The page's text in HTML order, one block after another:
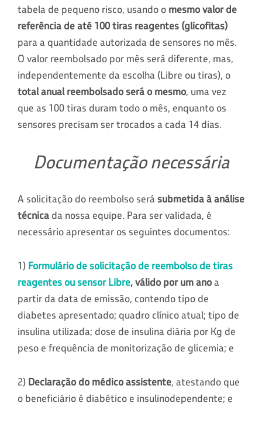
tabela de pequeno risco, usando o mesmo valor de
referência de até 100 tiras reagentes (glicofitas)
para a quantidade autorizada de sensores no mês.
O valor reembolsado por mês será diferente, mas,
independentemente da escolha (Libre ou tiras), o
total anual reembolsado será o mesmo, uma vez
que as 100 tiras duram todo o mês, enquanto os
sensores precisam ser trocados a cada 14 dias.
Documentação necessária
A solicitação do reembolso será submetida à análise
técnica da nossa equipe. Para ser validada, é
necessário apresentar os seguintes documentos:
1) Formulário de solicitação de reembolso de tiras
reagentes ou sensor Libre, válido por um anoa
partir da data de emissão, contendo tipo de
diabetes apresentado; quadro clínico atual; tipo de
insulina utilizada; dose de insulina diária por Kg de
peso e frequência de monitorização de glicemia; e
2) Declaração do médico assistente, atestando que
o beneficiário é diabético e insulinodependente; e